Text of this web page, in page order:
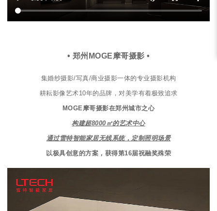
• 郑州MOGE摩哥摄影 •
集婚纱摄影/写真/商业摄影一体的专业摄影机构
耕耘影像艺术10年的品牌，对美学有着极致追求
MOGE摩哥摄影在郑州城市之心
构建超8000㎡的艺术中心
通过雷特智能家居无线系统，定制照明场景
以极具创意的方案，获得第16届祝融奖殊荣